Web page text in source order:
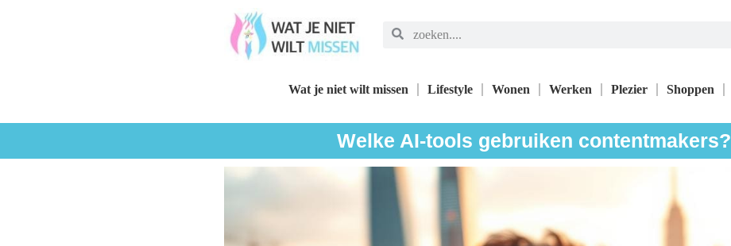
Wat je niet wilt missen Lifestyle Wonen Werken Plezier Shoppen
Welke AI-tools gebruiken contentmakers?